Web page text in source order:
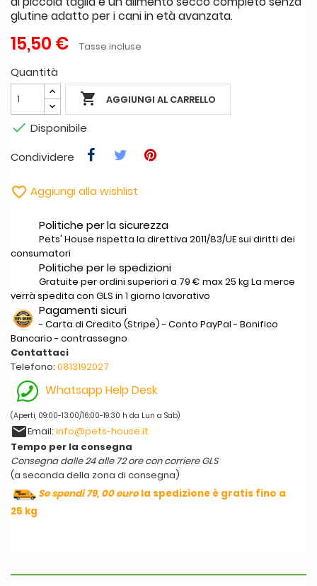
glutine adatto per i cani in età avanzata.
15,50 € Tasse incluse
Quantità
 AGGIUNGI AL CARRELLO
 Disponibile
Condividere
 Aggiungi alla wishlist
Politiche per la sicurezza
Pets' House rispetta la direttiva 2011/83/UE sui diritti dei
consumatori
Politiche per le spedizioni
Gratuite per ordini superiori a 79 € max 25 kg La merce
verrà spedita con GLS in 1 giorno lavorativo
Pagamenti sicuri
- Carta di Credito (Stripe) - Conto PayPal - Bonifico
Bancario - contrassegno
Contattaci
Telefono: 0813192027
Whatsapp Help Desk
(Aperti, 09:00-13:00/16:00-19:30 h da Lun a Sab)
emailEmail: info@pets-house.it
Tempo per la consegna
Consegna dalle 24 alle 72 ore con corriere GLS
(a seconda della zona di consegna)
Se spendi 79, 00 eurola spedizione è gratis fino a
25 kg